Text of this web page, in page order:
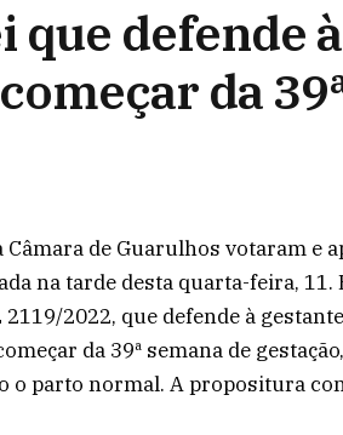
que defende
da
Câmara de Guarulhos votaram e
na tarde desta quarta-feira,
2022, que defende à
da 39ª semana de
o parto normal. A propositura